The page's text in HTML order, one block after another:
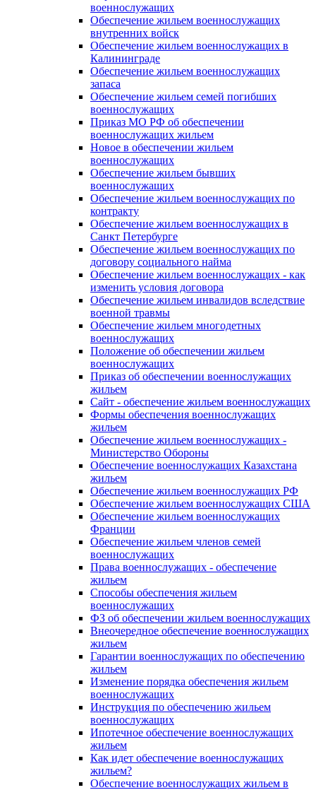
военнослужащих
Обеспечение жильем военнослужащих
внутренних войск
Обеспечение жильем военнослужащих в
Калининграде
Обеспечение жильем военнослужащих
запаса
Обеспечение жильем семей погибших
военнослужащих
Приказ МО РФ об обеспечении
военнослужащих жильем
Новое в обеспечении жильем
военнослужащих
Обеспечение жильем бывших
военнослужащих
Обеспечение жильем военнослужащих по
контракту
Обеспечение жильем военнослужащих в
Санкт Петербурге
Обеспечение жильем военнослужащих по
договору социального найма
Обеспечение жильем военнослужащих - как
изменить условия договора
Обеспечение жильем инвалидов вследствие
военной травмы
Обеспечение жильем многодетных
военнослужащих
Положение об обеспечении жильем
военнослужащих
Приказ об обеспечении военнослужащих
жильем
Сайт - обеспечение жильем военнослужащих
Формы обеспечения военнослужащих
жильем
Обеспечение жильем военнослужащих -
Министерство Обороны
Обеспечение военнослужащих Казахстана
жильем
Обеспечение жильем военнослужащих РФ
Обеспечение жильем военнослужащих США
Обеспечение жильем военнослужащих
Франции
Обеспечение жильем членов семей
военнослужащих
Права военнослужащих - обеспечение
жильем
Способы обеспечения жильем
военнослужащих
ФЗ об обеспечении жильем военнослужащих
Внеочередное обеспечение военнослужащих
жильем
Гарантии военнослужащих по обеспечению
жильем
Изменение порядка обеспечения жильем
военнослужащих
Инструкция по обеспечению жильем
военнослужащих
Ипотечное обеспечение военнослужащих
жильем
Как идет обеспечение военнослужащих
жильем?
Обеспечение военнослужащих жильем в